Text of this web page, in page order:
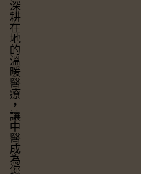
深耕在地的溫暖醫療，